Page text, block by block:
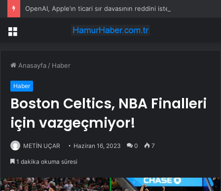
OpenAI, Apple’ın ticari sır davasının reddini istedi
Menü
Anasayfa / Haber
Haber
Boston Celtics, NBA Finalleri
için vazgeçmiyor!
METİN UÇAR Haziran 16, 2023 0 7
1 dakika okuma süresi